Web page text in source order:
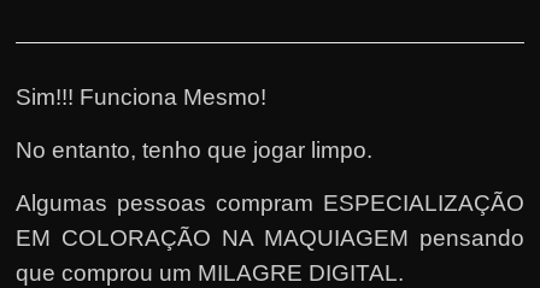
Sim!!! Funciona Mesmo!
No entanto, tenho que jogar limpo.
Algumas pessoas compram ESPECIALIZAÇÃO
EM COLORAÇÃO NA MAQUIAGEM pensando
que comprou um MILAGRE DIGITAL.